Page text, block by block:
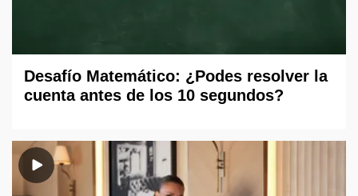
Desafío Matemático: ¿Podes resolver la
cuenta antes de los 10 segundos?